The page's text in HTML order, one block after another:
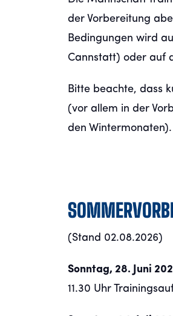
der Vorbereitung
Bedingungen wird
Cannstatt) oder auf
Bitte beachte, dass
(vor allem in der
den Wintermonaten).
(Stand 02.08.2026)
Sonntag, 28. Juni
11.30 Uhr